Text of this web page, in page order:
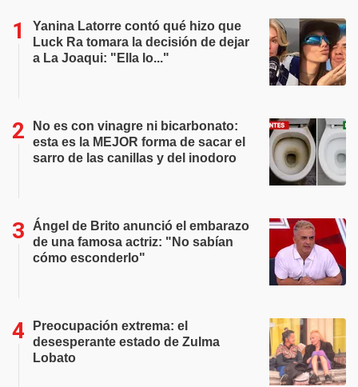
Yanina Latorre contó qué hizo que
Luck Ra tomara la decisión de dejar
a La Joaqui: "Ella lo..."
No es con vinagre ni bicarbonato:
esta es la MEJOR forma de sacar el
sarro de las canillas y del inodoro
Ángel de Brito anunció el embarazo
de una famosa actriz: "No sabían
cómo esconderlo"
Preocupación extrema: el
desesperante estado de Zulma
Lobato